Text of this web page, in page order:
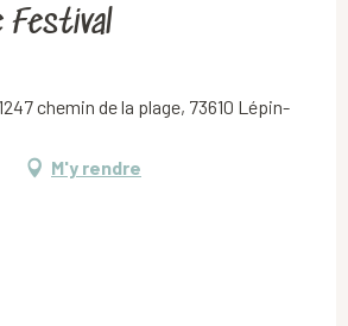
chemin de la plage, 73610 Lépin-
M'y rendre